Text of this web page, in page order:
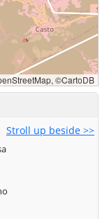
Stroll up beside >>